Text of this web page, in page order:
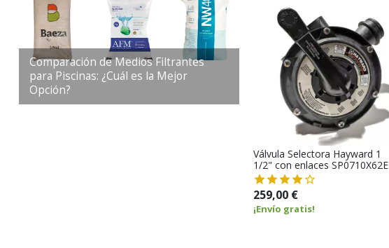
Comparación de Medios Filtrantes
para Piscinas: ¿Cuál es la Mejor
Opción?
Válvula Selectora Hayward 1
1/2" con enlaces SP0710X62E
259,00 €
¡Envío gratis!